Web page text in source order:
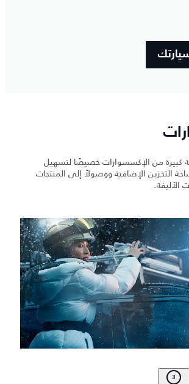
من الإكسسوارات خصيصًا لتسهيل
التخزين الإضافية ووصولاً إلى المنتجات
الأليفة.
3